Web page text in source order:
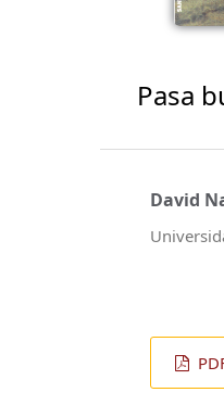
Pasa
David